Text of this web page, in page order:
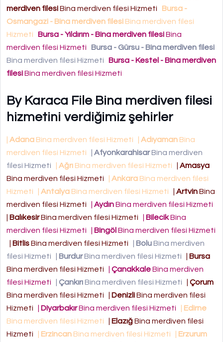
merdiven filesiBina merdiven filesi Hizmeti
Bursa -
Osmangazi - Bina merdiven filesi Bina merdiven filesi
Hizmeti
Bursa - Yıldırım - Bina merdiven filesiBina
merdiven filesi Hizmeti
Bursa - Gürsu - Bina merdiven filesi
Bina merdiven filesi Hizmeti
Bursa - Kestel - Bina merdiven
filesiBina merdiven filesi Hizmeti
By Karaca File Bina merdiven filesi
hizmetini verdiğimiz şehirler
Adana Bina merdiven filesi Hizmeti Adıyaman Bina
merdiven filesi Hizmeti
AfyonkarahisarBina merdiven
filesi Hizmeti
Ağrı Bina merdiven filesi Hizmeti
Amasya
Bina merdiven filesi Hizmeti
Ankara Bina merdiven filesi
Hizmeti
Antalya Bina merdiven filesi Hizmeti ArtvinBina
merdiven filesi Hizmeti
AydınBina merdiven filesi Hizmeti
BalıkesirBina merdiven filesi Hizmeti BilecikBina
merdiven filesi Hizmeti
Bingöl Bina merdiven filesi Hizmeti
BitlisBina merdiven filesi Hizmeti BoluBina merdiven
filesi Hizmeti
BurdurBina merdiven filesi Hizmeti
Bursa
Bina merdiven filesi Hizmeti
ÇanakkaleBina merdiven
filesi Hizmeti
ÇankırıBina merdiven filesi Hizmeti
Çorum
Bina merdiven filesi Hizmeti
DenizliBina merdiven filesi
Hizmeti
DiyarbakırBina merdiven filesi Hizmeti
Edirne
Bina merdiven filesi Hizmeti
ElazığBina merdiven filesi
Hizmeti
Erzincan Bina merdiven filesi Hizmeti
Erzurum